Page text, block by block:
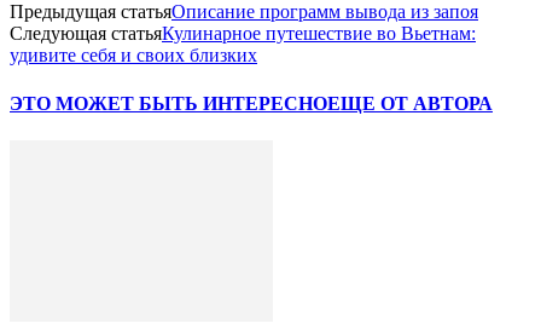
Предыдущая статьяОписание программ вывода из запоя
Следующая статьяКулинарное путешествие во Вьетнам:
удивите себя и своих близких
ЭТО МОЖЕТ БЫТЬ ИНТЕРЕСНОЕЩЕ ОТ АВТОРА